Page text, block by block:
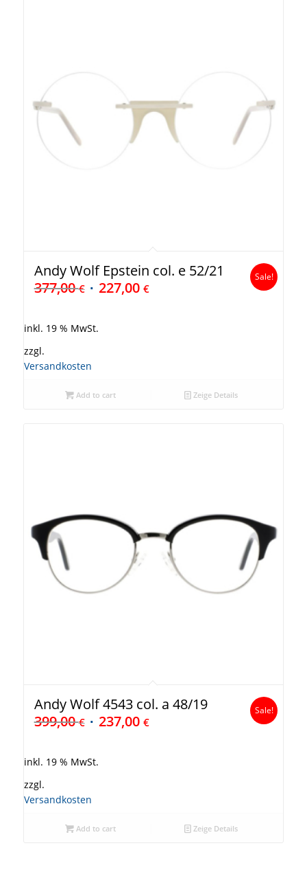
Andy Wolf Epstein col. e 52/21
377,00€ 227,00 €
Sale!
inkl. 19 % MwSt.
zzgl.
Versandkosten
Add to cart Zeige Details
Andy Wolf 4543 col. a 48/19
399,00€ 237,00 €
Sale!
inkl. 19 % MwSt.
zzgl.
Versandkosten
Add to cart Zeige Details